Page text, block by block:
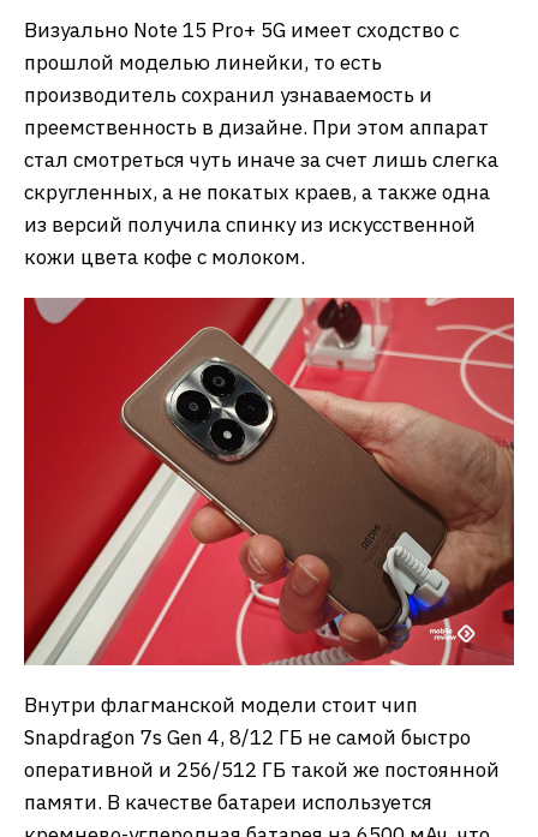
Визуально Note 15 Pro+ 5G имеет сходство с
прошлой моделью линейки, то есть
производитель сохранил узнаваемость и
преемственность в дизайне. При этом аппарат
стал смотреться чуть иначе за счет лишь слегка
скругленных, а не покатых краев, а также одна
из версий получила спинку из искусственной
кожи цвета кофе с молоком.
Внутри флагманской модели стоит чип
Snapdragon 7s Gen 4, 8/12 ГБ не самой быстро
оперативной и 256/512 ГБ такой же постоянной
памяти. В качестве батареи используется